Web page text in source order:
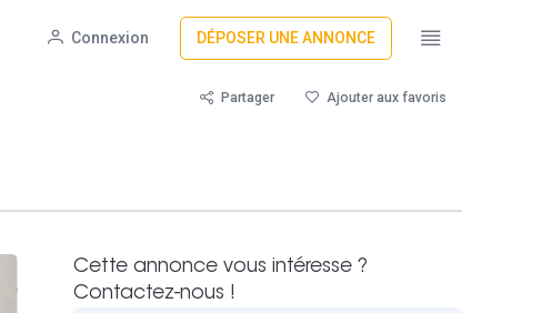
Connexion DÉPOSER UNE ANNONCE
Partager Ajouter aux favoris
Cette annonce vous intéresse ?
Contactez-nous !